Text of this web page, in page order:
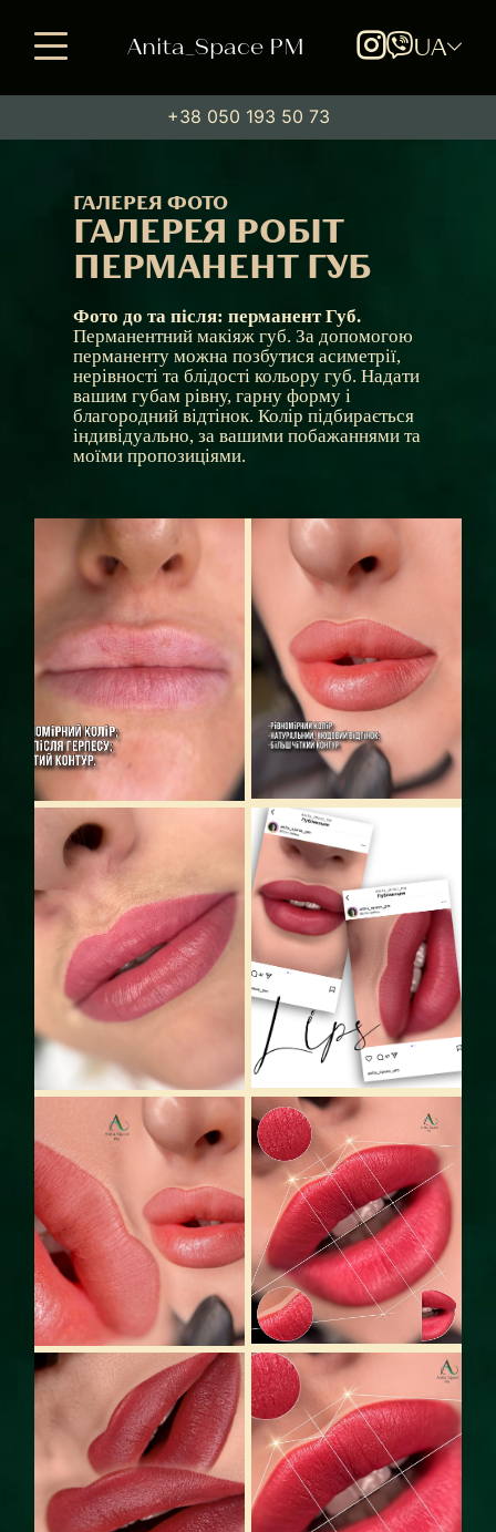
Anita_Space PM UA
+38 050 193 50 73
ГАЛЕРЕЯ ФОТО
ГАЛЕРЕЯ РОБІТ
ПЕРМАНЕНТ ГУБ
Фото до та після: перманент Губ.
Перманентний макіяж губ. За допомогою
перманенту можна позбутися асиметрії,
нерівності та блідості кольору губ. Надати
вашим губам рівну, гарну форму і
благородний відтінок. Колір підбирається
індивідуально, за вашими побажаннями та
моїми пропозиціями.